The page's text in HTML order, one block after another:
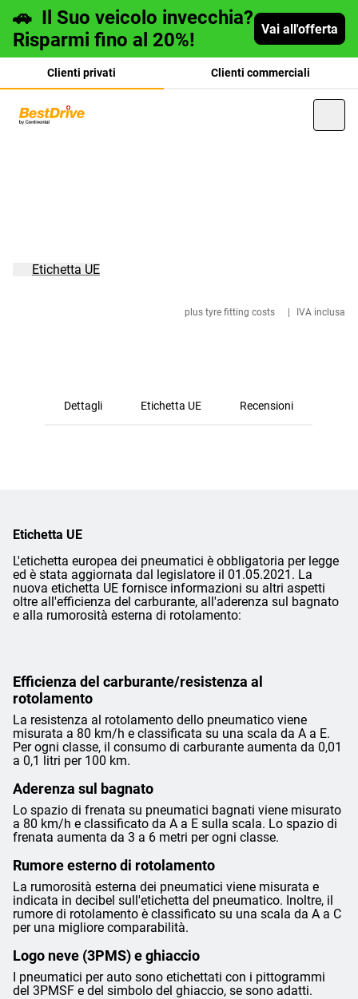
🚗 Il Suo veicolo invecchia?
Risparmi fino al 20%!
Vai all'offerta
Clienti privati Clienti commerciali
plus tyre fitting costs IVA inclusa
Etichetta UE
Dettagli Etichetta UE Recensioni
Etichetta UE
L'etichetta europea dei pneumatici è obbligatoria per legge
ed è stata aggiornata dal legislatore il 01.05.2021. La
nuova etichetta UE fornisce informazioni su altri aspetti
oltre all'efficienza del carburante, all'aderenza sul bagnato
e alla rumorosità esterna di rotolamento:
Efficienza del carburante/resistenza al
rotolamento
La resistenza al rotolamento dello pneumatico viene
misurata a 80 km/h e classificata su una scala da A a E.
Per ogni classe, il consumo di carburante aumenta da 0,01
a 0,1 litri per 100 km.
Aderenza sul bagnato
Lo spazio di frenata su pneumatici bagnati viene misurato
a 80 km/h e classificato da A a E sulla scala. Lo spazio di
frenata aumenta da 3 a 6 metri per ogni classe.
Rumore esterno di rotolamento
La rumorosità esterna dei pneumatici viene misurata e
indicata in decibel sull'etichetta del pneumatico. Inoltre, il
rumore di rotolamento è classificato su una scala da A a C
per una migliore comparabilità.
Logo neve (3PMS) e ghiaccio
I pneumatici per auto sono etichettati con i pittogrammi
del 3PMSF e del simbolo del ghiaccio, se sono adatti.